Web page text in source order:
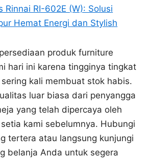
Rinnai RI-602E (W): Solusi
Hemat Energi dan Stylish
produk furniture
hari ini karena tingginya tingkat
kali membuat stok habis.
luar biasa dari penyangga
yang telah dipercaya oleh
kami sebelumnya. Hubungi
tertera atau langsung kunjungi
belanja Anda untuk segera